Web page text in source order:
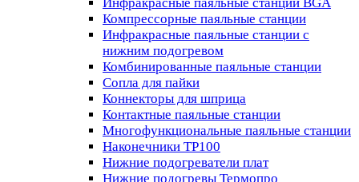
Компрессорные паяльные станции
Инфракрасные паяльные станции с
нижним подогревом
Комбинированные паяльные станции
Сопла для пайки
Коннекторы для шприца
Контактные паяльные станции
Многофункциональные паяльные станции
Наконечники TP100
Нижние подогреватели плат
Нижние подогревы Термопро